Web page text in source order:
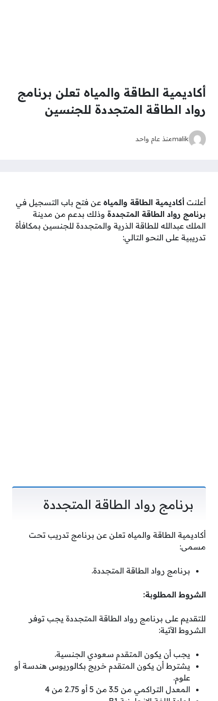
أكاديمية الطاقة والمياه⁩ تعلن برنامج
رواد الطاقة المتجددة للجنسين
malikمنذ عام واحد
أعلنت ⁧أكاديمية الطاقة والمياه⁩ عن فتح باب التسجيل في
برنامج رواد الطاقة المتجددة وذلك بدعم من مدينة
الملك عبدالله للطاقة الذرية والمتجددة للجنسين بمكافأة
تدريبية على النحو التالي:
برنامج رواد الطاقة المتجددة
⁧أكاديمية الطاقة والمياه تعلن عن برنامج تدريب تحت
مسمى:
برنامج رواد الطاقة المتجددة.
الشروط المطلوبة:
للتقديم على برنامج رواد الطاقة المتجددة يجب توفر
الشروط الآتية:
يجب أن يكون المتقدم سعودي الجنسية.
يشترط أن يكون المتقدم خريج بكالوريوس هندسة أو
علوم.
المعدل التراكمي من 3.5 من 5 أو 2.75 من 4